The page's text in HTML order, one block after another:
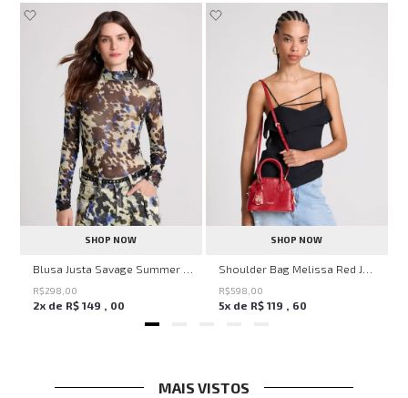
SHOP NOW
R$298 00
2x de R$ 149 , 00
SHOP NOW
R$598 00
5x de R$ 119 , 60
MAIS VISTOS